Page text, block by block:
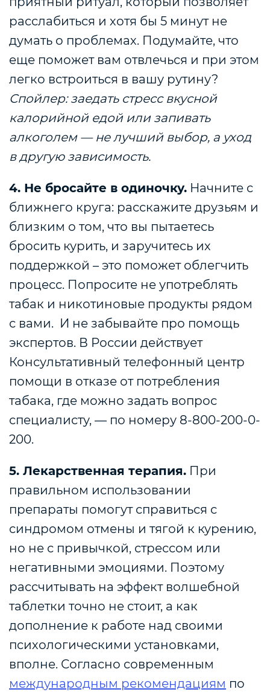
расслабиться и хотя бы 5 минут не
думать о проблемах. Подумайте, что
еще поможет вам отвлечься и при этом
легко встроиться в вашу рутину?
Спойлер: заедать стресс вкусной
калорийной едой или запивать
алкоголем — не лучший выбор, а уход
в другую зависимость.
4. Не бросайте в одиночку. Начните с
ближнего круга: расскажите друзьям и
близким о том, что вы пытаетесь
бросить курить, и заручитесь их
поддержкой – это поможет облегчить
процесс. Попросите не употреблять
табак и никотиновые продукты рядом
с вами. И не забывайте про помощь
экспертов. В России действует
Консультативный телефонный центр
помощи в отказе от потребления
табака, где можно задать вопрос
специалисту, — по номеру 8-800-200-0-
200.
5. Лекарственная терапия. При
правильном использовании
препараты помогут справиться с
синдромом отмены и тягой к курению,
но не с привычкой, стрессом или
негативными эмоциями. Поэтому
рассчитывать на эффект волшебной
таблетки точно не стоит, а как
дополнение к работе над своими
психологическими установками,
вполне. Согласно современным
международным рекомендациям по